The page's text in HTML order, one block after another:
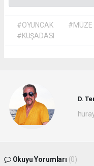
#OYUNCAK #MÜZE
#KUŞADASI
D.
Okuyu Yorumları (0)